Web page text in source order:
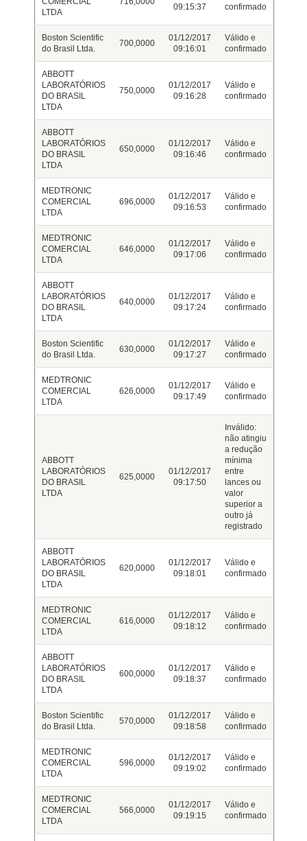
LTDA
09:15:37
confirmado
Boston Scientific
do Brasil Ltda.
700,0000
01/12/2017
09:16:01
Válido e
confirmado
ABBOTT
LABORATÓRIOS
DO BRASIL
LTDA
750,0000
01/12/2017
09:16:28
Válido e
confirmado
ABBOTT
LABORATÓRIOS
DO BRASIL
LTDA
650,0000
01/12/2017
09:16:46
Válido e
confirmado
MEDTRONIC
COMERCIAL
LTDA
696,0000
01/12/2017
09:16:53
Válido e
confirmado
MEDTRONIC
COMERCIAL
LTDA
646,0000
01/12/2017
09:17:06
Válido e
confirmado
ABBOTT
LABORATÓRIOS
DO BRASIL
LTDA
640,0000
01/12/2017
09:17:24
Válido e
confirmado
Boston Scientific
do Brasil Ltda.
630,0000
01/12/2017
09:17:27
Válido e
confirmado
MEDTRONIC
COMERCIAL
LTDA
626,0000
01/12/2017
09:17:49
Válido e
confirmado
ABBOTT
LABORATÓRIOS
DO BRASIL
LTDA
625,0000
01/12/2017
09:17:50
Inválido:
não atingiu
a redução
mínima
entre
lances ou
valor
superior a
outro já
registrado
ABBOTT
LABORATÓRIOS
DO BRASIL
LTDA
620,0000
01/12/2017
09:18:01
Válido e
confirmado
MEDTRONIC
COMERCIAL
LTDA
616,0000
01/12/2017
09:18:12
Válido e
confirmado
ABBOTT
LABORATÓRIOS
DO BRASIL
LTDA
600,0000
01/12/2017
09:18:37
Válido e
confirmado
Boston Scientific
do Brasil Ltda.
570,0000
01/12/2017
09:18:58
Válido e
confirmado
MEDTRONIC
COMERCIAL
LTDA
596,0000
01/12/2017
09:19:02
Válido e
confirmado
MEDTRONIC
COMERCIAL
LTDA
566,0000
01/12/2017
09:19:15
Válido e
confirmado